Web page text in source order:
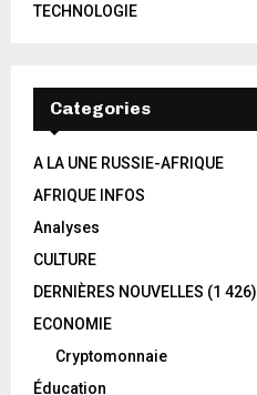
TECHNOLOGIE
Categories
A LA UNE RUSSIE-AFRIQUE
AFRIQUE INFOS
Analyses
CULTURE
DERNIÈRES NOUVELLES (1 426)
ECONOMIE
Cryptomonnaie
Éducation